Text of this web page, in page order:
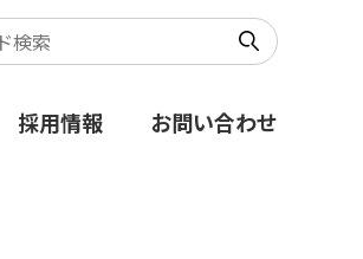
採用情報 お問い合わせ